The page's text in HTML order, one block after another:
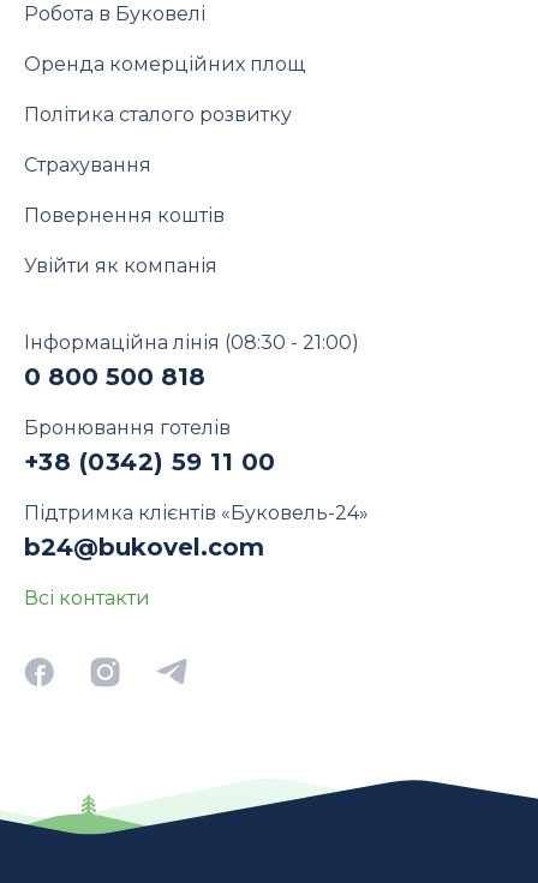
Робота в Буковелі
Оренда комерційних площ
Політика сталого розвитку
Страхування
Повернення коштів
Увійти як компанія
Інформаційна лінія (08:30 - 21:00)
0 800 500 818
Бронювання готелів
+38 (0342) 59 11 00
Підтримка клієнтів «Буковель-24»
b24@bukovel.com
Всі контакти